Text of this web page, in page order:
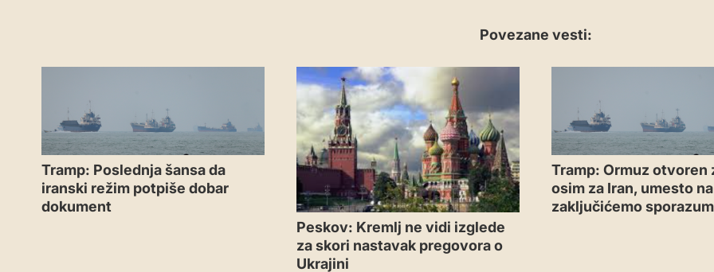
Povezane vesti:
Tramp: Poslednja šansa da
iranski režim potpiše dobar
dokument
Peskov: Kremlj ne vidi izglede
za skori nastavak pregovora o
Ukrajini
Tramp: Ormuz otvoren
osim za Iran, umesto
zaključićemo